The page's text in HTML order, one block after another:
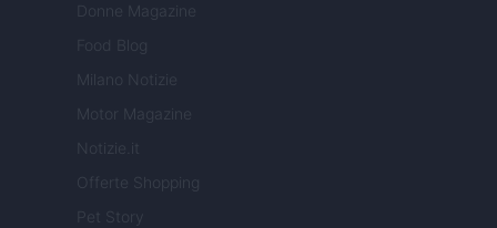
Donne Magazine
Food Blog
Milano Notizie
Motor Magazine
Notizie.it
Offerte Shopping
Pet Story